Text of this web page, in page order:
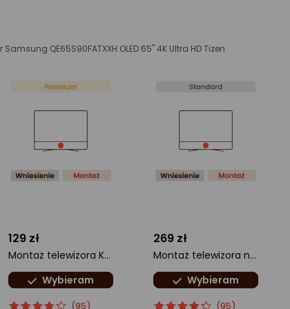
QE65S90FATXXH OLED 65'' 4K Ultra HD Tizen
129 zł
Montaż telewizora KOMFORT
Wybieram
ocena
Ocena (95)
269 zł
Montaż telewizora na ścianie
Wybieram
ocena
Ocena (95)